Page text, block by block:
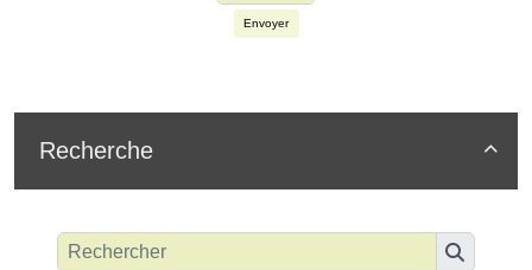
Envoyer

Recherche